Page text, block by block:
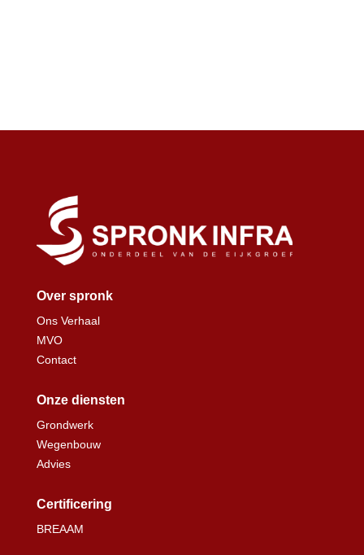
Over spronk
Ons Verhaal
MVO
Contact
Onze diensten
Grondwerk
Wegenbouw
Advies
Certificering
BREAAM